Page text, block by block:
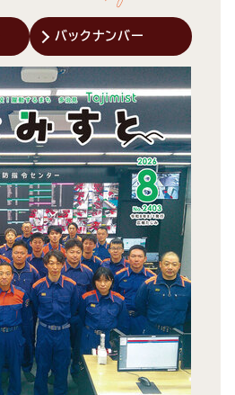
バックナンバー